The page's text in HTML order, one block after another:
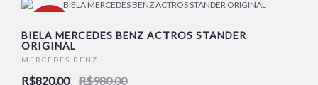
BIELA MERCEDES BENZ ACTROS STANDER
ORIGINAL
MERCEDES BENZ
R$820,00 R$980,00